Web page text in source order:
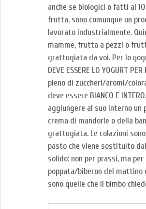
anche se biologici o fatti al
frutta, sono comunque un
lavorato industrialmente.
mamme, frutta a pezzi o
grattugiata da voi. Per lo
DEVE ESSERE LO YOGURT
pieno di zuccheri/aromi/
deve essere BIANCO E
aggiungere al suo interno un
crema di mandorle o della
grattugiata. Le colazioni
pasto che viene sostituito
solido: non per prassi, ma per
poppata/biberon del mattino
sono quelle che il bimbo